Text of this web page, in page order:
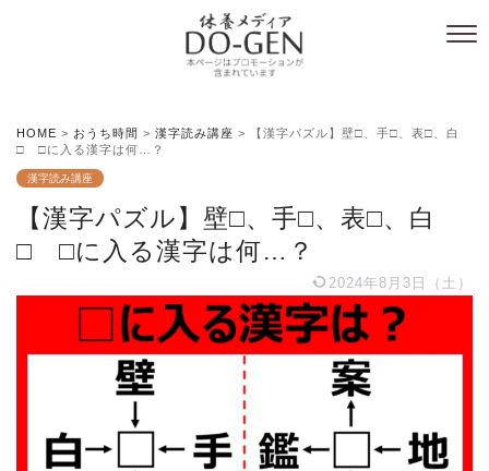
HOME > おうち時間 > 漢字読み講座 >
【漢字パズル】壁□、手□、表□、白
□ □に入る漢字は何…？
漢字読み講座
【漢字パズル】壁□、手□、表□、白
□ □に入る漢字は何…？
2024年8月3日（土）